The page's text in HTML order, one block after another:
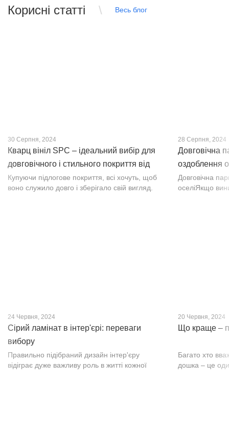
Корисні статті Весь блог
30 Серпня, 2024
Кварц вініл SPC – ідеальний вибір для
довговічного і стильного покриття від
PROFLOOR
Купуючи підлогове покриття, всі хочуть, щоб
воно служило довго і зберігало свій вигляд.
28 Серпня, 2024
Довговічна
оздоблення
Довговічна
оселіЯкщо
24 Червня, 2024
Сірий ламінат в інтер'єрі: переваги
вибору
Правильно підібраний дизайн інтер'єру
відіграє дуже важливу роль в житті кожної
20 Червня, 2024
Що краще –
Багато хто
дошка – це